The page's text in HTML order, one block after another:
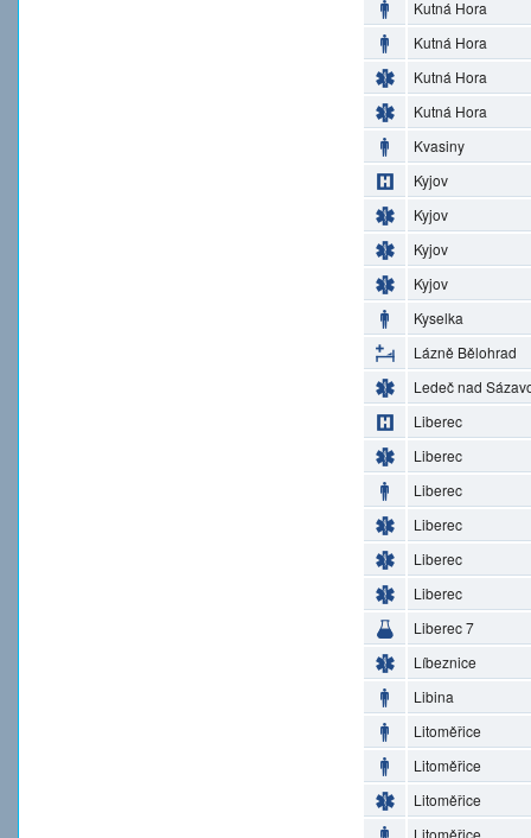
Kutná Hora
Kutná Hora
Kutná Hora
Kutná Hora
Kvasiny
Kyjov
Kyjov
Kyjov
Kyjov
Kyselka
Lázně Bělohrad
Ledeč nad
Liberec
Liberec
Liberec
Liberec
Liberec
Liberec
Liberec 7
Líbeznice
Libina
Litoměřice
Litoměřice
Litoměřice